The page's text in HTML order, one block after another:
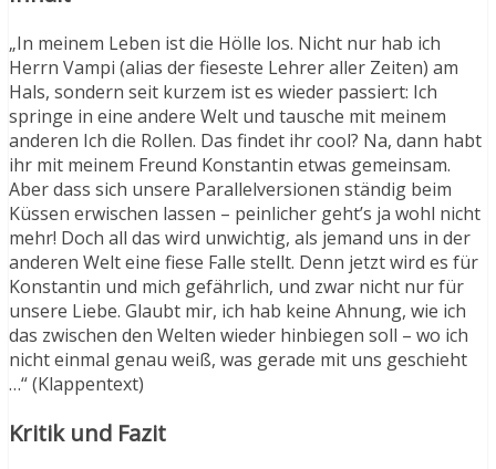
„In meinem Leben ist die Hölle los. Nicht nur hab ich
Herrn Vampi (alias der fieseste Lehrer aller Zeiten) am
Hals, sondern seit kurzem ist es wieder passiert: Ich
springe in eine andere Welt und tausche mit meinem
anderen Ich die Rollen. Das findet ihr cool? Na, dann habt
ihr mit meinem Freund Konstantin etwas gemeinsam.
Aber dass sich unsere Parallelversionen ständig beim
Küssen erwischen lassen – peinlicher geht’s ja wohl nicht
mehr! Doch all das wird unwichtig, als jemand uns in der
anderen Welt eine fiese Falle stellt. Denn jetzt wird es für
Konstantin und mich gefährlich, und zwar nicht nur für
unsere Liebe. Glaubt mir, ich hab keine Ahnung, wie ich
das zwischen den Welten wieder hinbiegen soll – wo ich
nicht einmal genau weiß, was gerade mit uns geschieht
…“ (Klappentext)
Kritik und Fazit